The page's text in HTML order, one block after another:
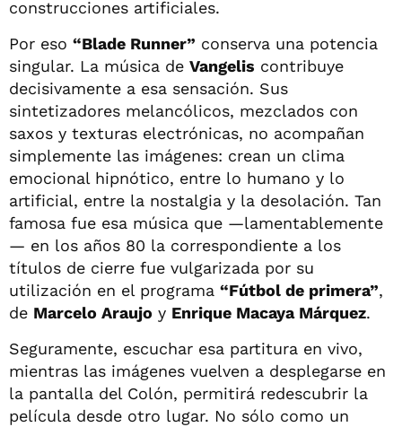
construcciones artificiales.
Por eso “Blade Runner” conserva una potencia
singular. La música de Vangelis contribuye
decisivamente a esa sensación. Sus
sintetizadores melancólicos, mezclados con
saxos y texturas electrónicas, no acompañan
simplemente las imágenes: crean un clima
emocional hipnótico, entre lo humano y lo
artificial, entre la nostalgia y la desolación. Tan
famosa fue esa música que —lamentablemente
— en los años 80 la correspondiente a los
títulos de cierre fue vulgarizada por su
utilización en el programa “Fútbol de primera”,
de Marcelo Araujo y Enrique Macaya Márquez.
Seguramente, escuchar esa partitura en vivo,
mientras las imágenes vuelven a desplegarse en
la pantalla del Colón, permitirá redescubrir la
película desde otro lugar. No sólo como un